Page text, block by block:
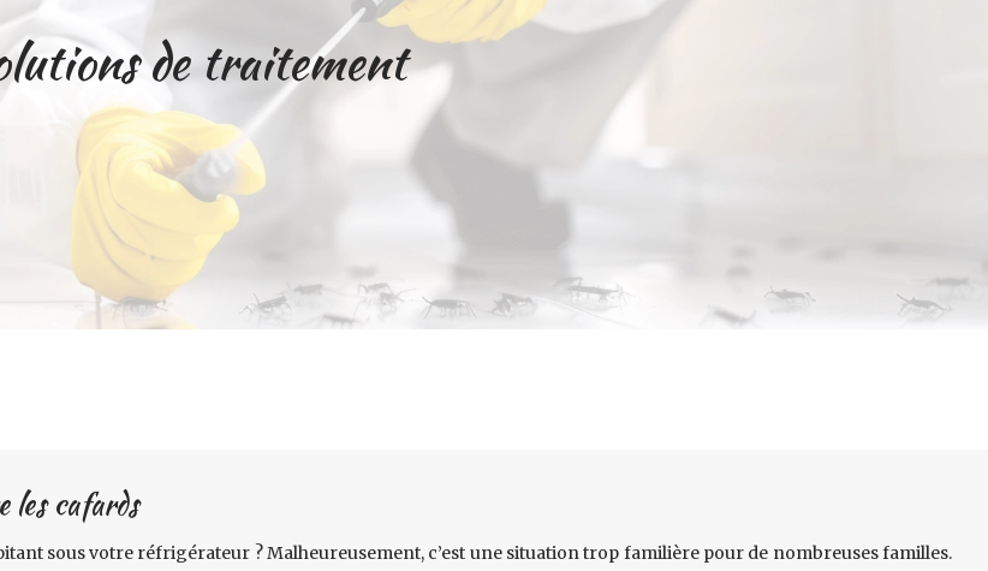
de traitement
les cafards
sous votre réfrigérateur ? Malheureusement, c’est une situation trop familière pour de nombreuses familles.